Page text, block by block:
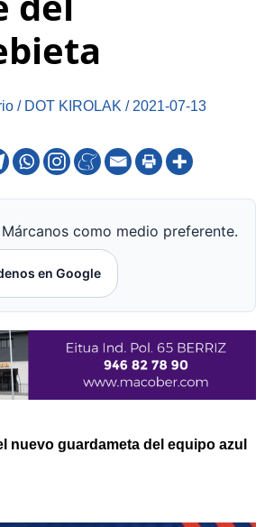
/ DOT KIROLAK / 2021-07-13
Márcanos como medio preferente.
en Google
nuevo guardameta del equipo azul